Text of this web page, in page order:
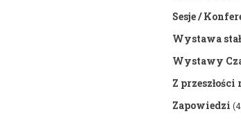
Sesje /
Wystawa
Wystawy
Z
Zapowiedzi